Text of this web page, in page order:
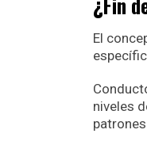
El
niveles